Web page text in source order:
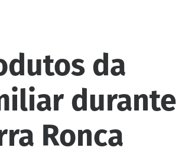
da
durante
Ronca